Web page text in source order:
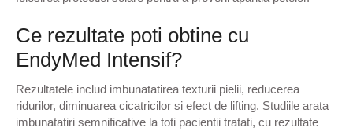
Ce rezultate poti obtine cu
EndyMed Intensif?
Rezultatele includ imbunatatirea texturii pielii, reducerea
ridurilor, diminuarea cicatricilor si efect de lifting. Studiile arata
imbunatatiri semnificative la toti pacientii tratati, cu rezultate